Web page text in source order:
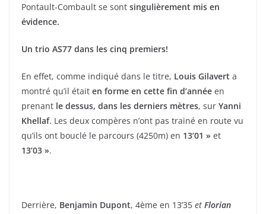
Pontault-Combault se sont singulièrement mis en
évidence.
Un trio AS77 dans les cinq premiers!
En effet, comme indiqué dans le titre, Louis Gilavert a
montré qu’il était en forme en cette fin d’année en
prenant le dessus, dans les derniers mètres, sur Yanni
Khellaf. Les deux compères n’ont pas trainé en route vu
qu’ils ont bouclé le parcours (4250m) en 13’01 » et
13’03 ».
Derrière, Benjamin Dupont, 4ème en 13’35 et Florian